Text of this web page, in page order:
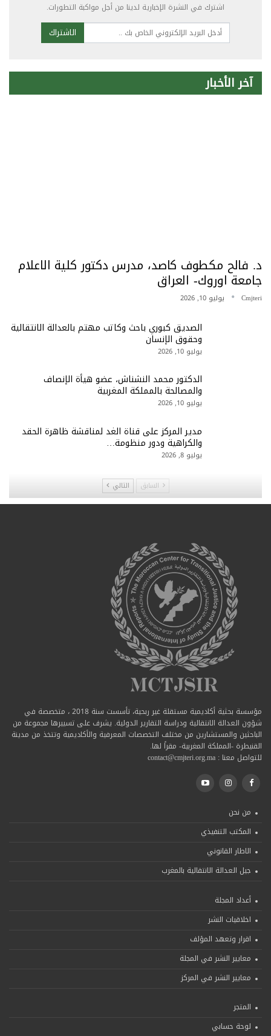
اشترك في النشرة الإخبارية لدينا من أجل مواكبة التطورات.
الاشتراك
آخر الأخبار
د. فالح مكطوف كاصد، مدرس دكتور كلية الاعلام
جامعة اوروك- العراق
Cmjteri يوليو 10, 2026
الصديق كبوري باحث وكاتب مهتم بالعدالة الانتقالية
وحقوق الإنسان
يوليو 10, 2026
الدكتور محمد النشناش، عضو هيأة الإنصاف
والمصالحة بالمملكة المغربية
يوليو 10, 2026
مدير المركز على قناة الغد لمناقشة ظاهرة الحقد
والكراهية ودور منظومة…
يوليو 8, 2026
السابق التالي
مؤسسة بحثية أكاديمية مستقلة غير ربحية، تأسست سنة 2018 ، متخصصة في
شؤون العدالة الانتقالية ودراسة التقارير الدولية. يشرف على تسييرها مجموعة من
الباحثين والمستشارين من مختلف التخصصات المعرفية والأكاديمية وتتخذ من مدينة
القنيطرة -المملكة المغربية- مقراً لها.
للتواصل معنا : contact@cmjteri.org.ma
من نحن
المكتب التنفيذي
الاطار القانوني
جيل العدالة الانتقالية بالمغرب
أعداد المجلة
اخلاقيات النشر
اقرار وتعهد المؤلف
معايير النشر في المجلة
معايير النشر في المركز
المتجر
لوحة حسابي